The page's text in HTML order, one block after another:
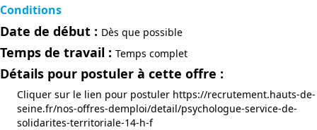
Conditions
Date de début : Dès que possible
Temps de travail : Temps complet
Détails pour postuler à cette offre :
Cliquer sur le lien pour postuler https://recrutement.hauts-de-
seine.fr/nos-offres-demploi/detail/psychologue-service-de-
solidarites-territoriale-14-h-f